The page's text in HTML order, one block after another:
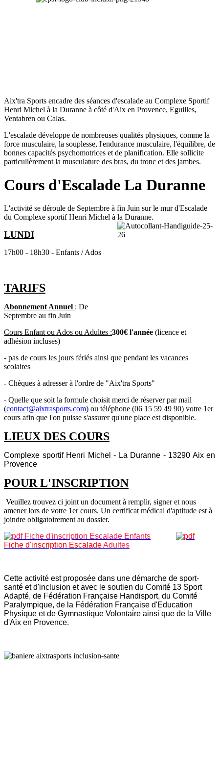
Aix'tra Sports encadre des séances d'escalade au Complexe Sportif
Henri Michel à la Duranne à côté d'Aix en Provence, Eguilles,
Ventabren ou Calas.
L'escalade développe de nombreuses qualités physiques, comme la
force musculaire, la souplesse, l'endurance musculaire, l'équilibre, de
bonnes capacités psychomotrices et de planification. Elle sollicite
particulièrement la musculature des bras, du tronc et des jambes.
Cours d'Escalade La Duranne
L'activité se déroule de Septembre à fin Juin sur le mur d'Escalade
du Complexe sportif Henri Michel à la Duranne.
LUNDI
17h00 - 18h30 - Enfants / Ados
TARIFS
Abonnement Annuel : De
Septembre au fin Juin
Cours Enfant ou Ados ou Adultes :300€ l'année (licence et
adhésion incluses)
- pas de cours les jours fériés ainsi que pendant les vacances
scolaires
- Chèques à adresser à l'ordre de "Aix'tra Sports"
- Quelle que soit la formule choisit merci de réserver par mail
(contact@aixtrasports.com) ou téléphone (06 15 59 49 90) votre 1er
cours afin que l'on puisse s'assurer qu'une place est disponible.
LIEUX DES COURS
Complexe sportif Henri Michel - La Duranne - 13290 Aix en
Provence
POUR L'INSCRIPTION
Veuillez trouvez ci joint un document à remplir, signer et nous
amener lors de votre 1er cours. Un certificat médical d'aptitude est à
joindre obligatoirement au dossier.
Fiche d'inscription Escalade Enfants
Fiche d'inscription EscaladeAdultes
Cette activité est proposée dans une démarche de sport-
santé et d'inclusion et avec le soutien du Comité 13 Sport
Adapté, de Fédération Française Handisport, du Comité
Paralympique, de la Fédération Française d'Education
Physique et de Gymnastique Volontaire ainsi que de la Ville
d'Aix en Provence.